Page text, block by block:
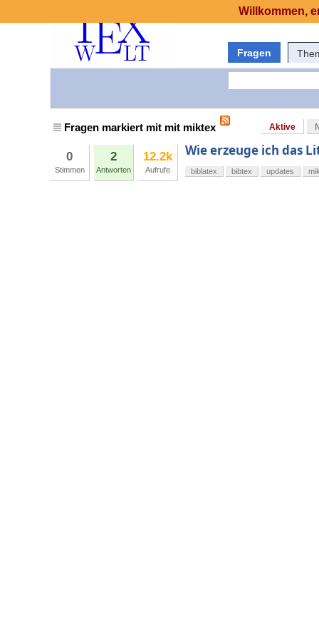
Fragen
Fragen markiert mit mit miktex Aktive
0
Stimmen
2
Antworten
12.2k
Aufrufe
Wie erzeuge ich das
biblatex bibtex updates
Willkommen,